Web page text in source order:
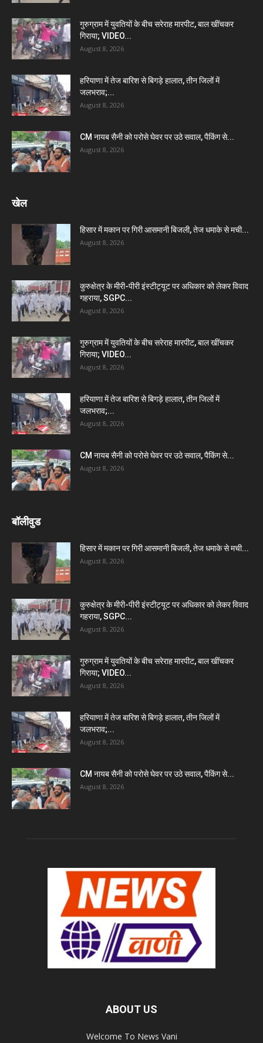
गुरुग्राम में युवतियों के बीच सरेराह मारपीट, बाल खींचकर
गिराया; VIDEO...
August 8, 2026
हरियाणा में तेज बारिश से बिगड़े हालात, तीन जिलों में
जलभराव;...
August 8, 2026
CM नायब सैनी को परोसे घेवर पर उठे सवाल, पैकिंग से...
August 8, 2026
खेल
हिसार में मकान पर गिरी आसमानी बिजली, तेज धमाके से मची...
August 8, 2026
कुरुक्षेत्र के मीरी-पीरी इंस्टीट्यूट पर अधिकार को लेकर विवाद
गहराया, SGPC...
August 8, 2026
गुरुग्राम में युवतियों के बीच सरेराह मारपीट, बाल खींचकर
गिराया; VIDEO...
August 8, 2026
हरियाणा में तेज बारिश से बिगड़े हालात, तीन जिलों में
जलभराव;...
August 8, 2026
CM नायब सैनी को परोसे घेवर पर उठे सवाल, पैकिंग से...
August 8, 2026
बॉलीवुड
हिसार में मकान पर गिरी आसमानी बिजली, तेज धमाके से मची...
August 8, 2026
कुरुक्षेत्र के मीरी-पीरी इंस्टीट्यूट पर अधिकार को लेकर विवाद
गहराया, SGPC...
August 8, 2026
गुरुग्राम में युवतियों के बीच सरेराह मारपीट, बाल खींचकर
गिराया; VIDEO...
August 8, 2026
हरियाणा में तेज बारिश से बिगड़े हालात, तीन जिलों में
जलभराव;...
August 8, 2026
CM नायब सैनी को परोसे घेवर पर उठे सवाल, पैकिंग से...
August 8, 2026
ABOUT US
Welcome To News Vani